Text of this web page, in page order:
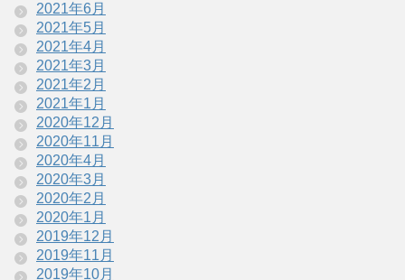
2021年6月
2021年5月
2021年4月
2021年3月
2021年2月
2021年1月
2020年12月
2020年11月
2020年4月
2020年3月
2020年2月
2020年1月
2019年12月
2019年11月
2019年10月